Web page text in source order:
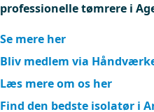
professionelle tømrere i
Se mere her
Bliv medlem via
Læs mere om os her
Find den bedste isolatør i